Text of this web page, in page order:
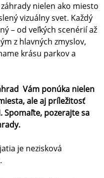
nielen ako miesto
vizuálny svet. Každý
– od veľkých scenérií až
z hlavných zmyslov,
krásu parkov a
Vám ponúka nielen
ale aj príležitosť
Spomaľte, pozerajte sa
je nezisková